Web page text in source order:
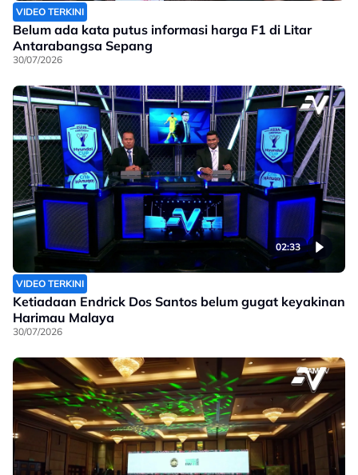
VIDEO TERKINI
Belum ada kata putus informasi harga F1 di Litar
Antarabangsa Sepang
30/07/2026
02:33
VIDEO TERKINI
Ketiadaan Endrick Dos Santos belum gugat keyakinan
Harimau Malaya
30/07/2026